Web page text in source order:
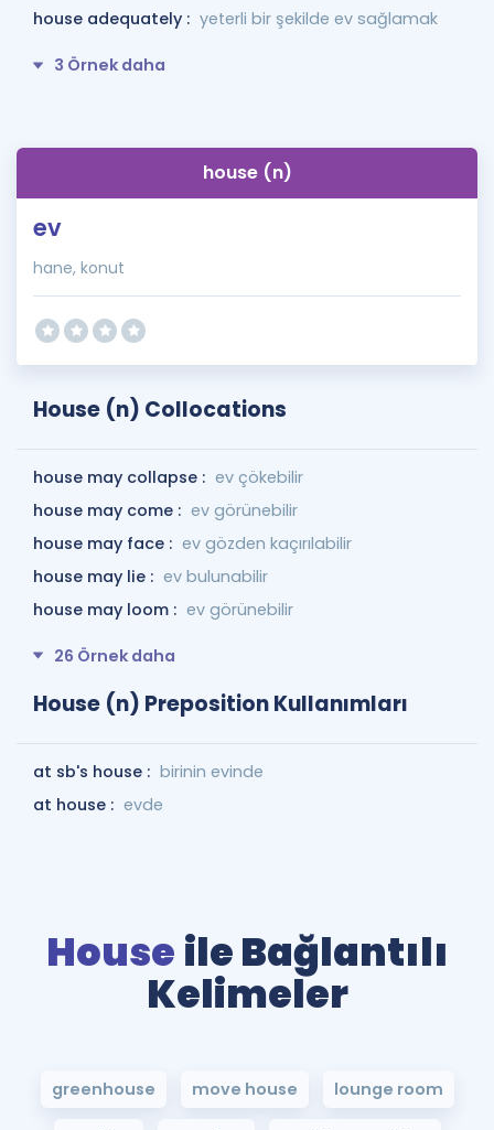
house adequately : yeterli bir şekilde ev sağlamak
3 Örnek daha
house (n)
ev
hane, konut
House (n) Collocations
house may collapse : ev çökebilir
house may come : ev görünebilir
house may face : ev gözden kaçırılabilir
house may lie : ev bulunabilir
house may loom : ev görünebilir
26 Örnek daha
House (n) Preposition Kullanımları
at sb's house : birinin evinde
at house : evde
House ile Bağlantılı
Kelimeler
greenhouse move house lounge room